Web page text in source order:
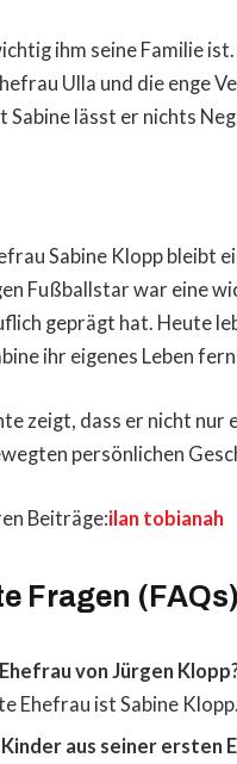
ihm seine Familie
Ulla und die enge
Sabine lässt er nichts
Sabine Klopp bleibt
Fußballstar war eine
geprägt hat. Heute
ihr eigenes Leben
zeigt, dass er nicht
persönlichen
Beiträge:ilan tobianah
Fragen (FAQs)
von Jürgen
Ehefrau ist Sabine Klopp.
aus seiner ersten